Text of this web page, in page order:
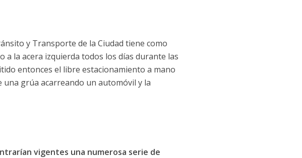
y Transporte de la Ciudad tiene como
la acera izquierda todos los días durante las
entonces el libre estacionamiento a mano
una grúa acarreando un automóvil y la
vigentes una numerosa serie de